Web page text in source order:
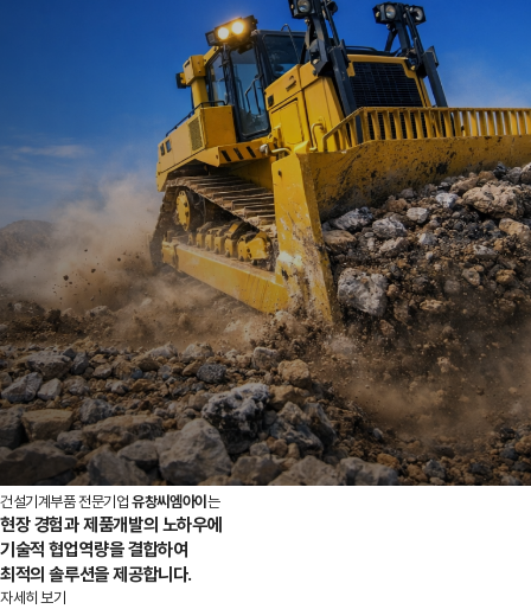
건설기계부품 전문기업유창씨엠아이 는
현장 경험과 제품개발의 노하우에
기술적 협업역량을 결합하여
최적의 솔루션을 제공합니다.
자세히 보기